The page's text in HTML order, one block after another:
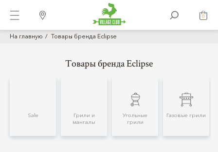
0
На главную Товары бренда Eclipse
Товары бренда Eclipse
Sale
Грили и
мангалы
Угольные
грили
Газовые грили